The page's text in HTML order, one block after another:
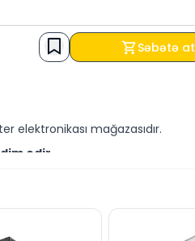
mm
Səbətə at
elektronikası mağazasıdır.
edir.
əldə edə bilərsiniz.